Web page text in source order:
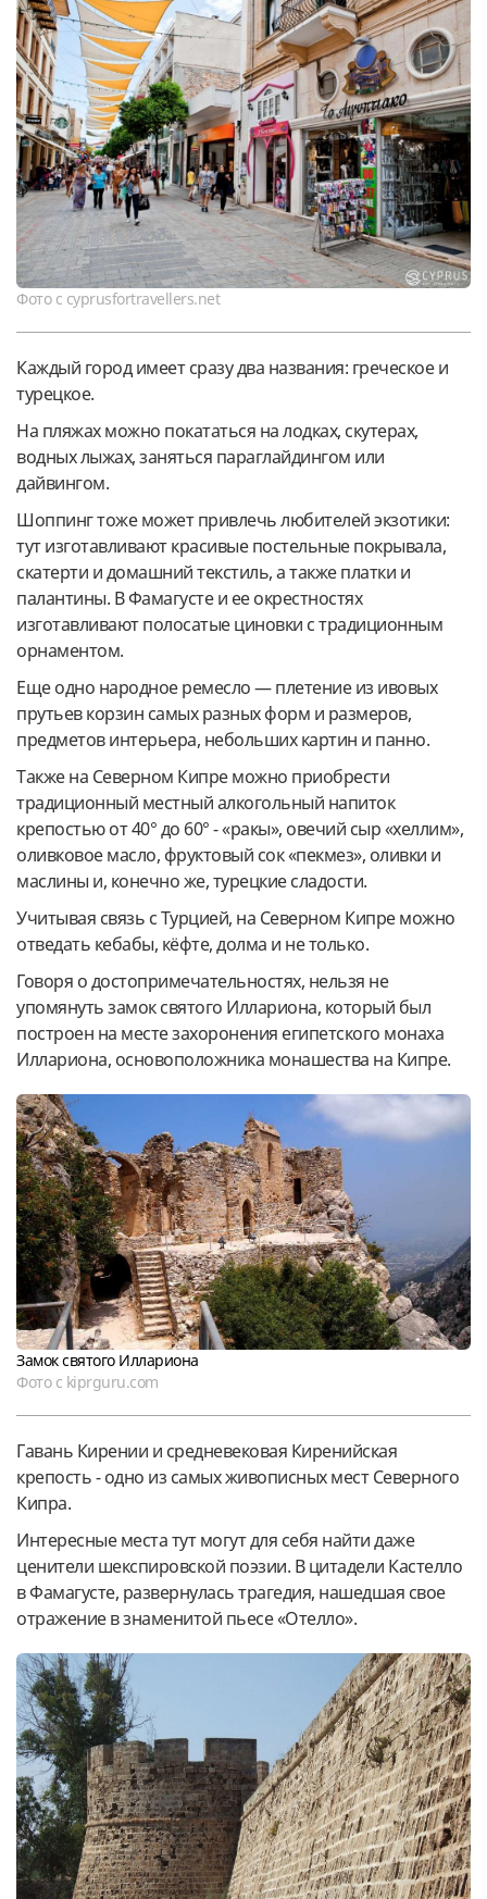
Фото с cyprusfortravellers.net
Каждый город имеет сразу два названия: греческое и
турецкое.
На пляжах можно покататься на лодках, скутерах,
водных лыжах, заняться параглайдингом или
дайвингом.
Шоппинг тоже может привлечь любителей экзотики:
тут изготавливают красивые постельные покрывала,
скатерти и домашний текстиль, а также платки и
палантины. В Фамагусте и ее окрестностях
изготавливают полосатые циновки с традиционным
орнаментом.
Еще одно народное ремесло — плетение из ивовых
прутьев корзин самых разных форм и размеров,
предметов интерьера, небольших картин и панно.
Также на Северном Кипре можно приобрести
традиционный местный алкогольный напиток
крепостью от 40° до 60° - «ракы», овечий сыр «хеллим»,
оливковое масло, фруктовый сок «пекмез», оливки и
маслины и, конечно же, турецкие сладости.
Учитывая связь с Турцией, на Северном Кипре можно
отведать кебабы, кёфте, долма и не только.
Говоря о достопримечательностях, нельзя не
упомянуть замок святого Иллариона, который был
построен на месте захоронения египетского монаха
Иллариона, основоположника монашества на Кипре.
Замок святого Иллариона
Фото с kiprguru.com
Гавань Кирении и средневековая Киренийская
крепость - одно из самых живописных мест Северного
Кипра.
Интересные места тут могут для себя найти даже
ценители шекспировской поэзии. В цитадели Кастелло
в Фамагусте, развернулась трагедия, нашедшая свое
отражение в знаменитой пьесе «Отелло».